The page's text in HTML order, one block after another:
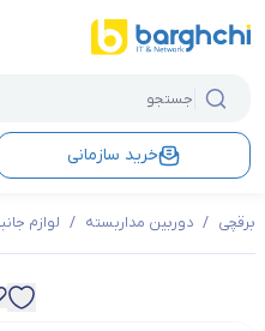
خرید سازمانی
برقچی / دوربین مداربسته / لوازم